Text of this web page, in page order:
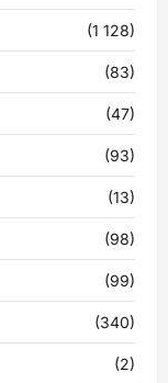
(1 128)
(83)
(47)
(93)
(13)
(98)
(99)
(340)
(2)